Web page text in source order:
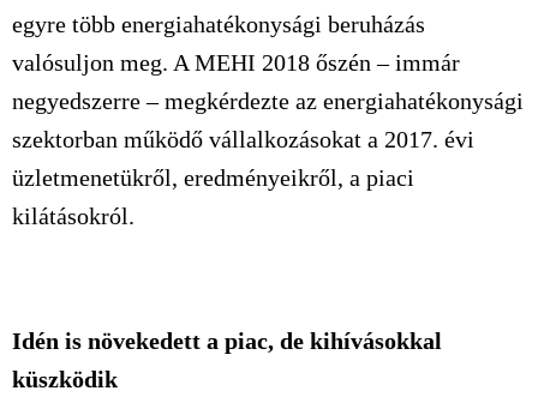
egyre több energiahatékonysági beruházás
valósuljon meg. A MEHI 2018 őszén – immár
negyedszerre – megkérdezte az energiahatékonysági
szektorban működő vállalkozásokat a 2017. évi
üzletmenetükről, eredményeikről, a piaci
kilátásokról.
Idén is növekedett a piac, de kihívásokkal
küszködik